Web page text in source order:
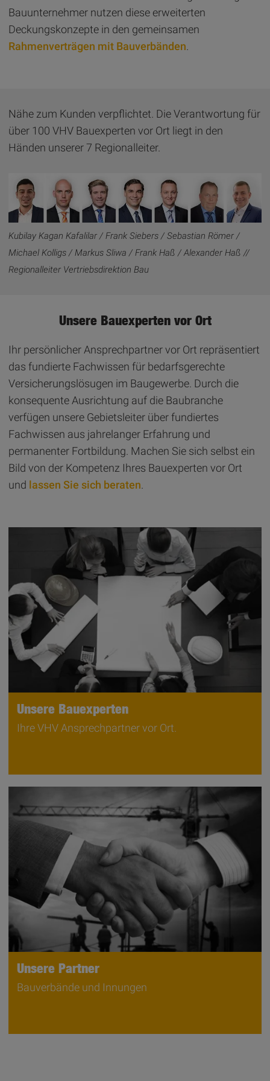
Bauunternehmer nutzen diese erweiterten
Deckungskonzepte in den gemeinsamen
Rahmenverträgen mit Bauverbänden
Nähe zum Kunden verpflichtet. Die Verantwortung für
über 100 VHV Bauexperten vor Ort liegt in den
Händen unserer 7 Regionalleiter.
Kubilay Kagan Kafalilar / Frank Siebers / Sebastian Römer /
Michael Kolligs / Markus Sliwa / Frank Haß / Alexander Haß //
Regionalleiter Vertriebsdirektion Bau
Unsere Bauexperten vor Ort
Ihr persönlicher Ansprechpartner vor Ort repräsentiert
das fundierte Fachwissen für bedarfsgerechte
Versicherungslösugen im Baugewerbe. Durch die
konsequente Ausrichtung auf die Baubranche
verfügen unsere Gebietsleiter über fundiertes
Fachwissen aus jahrelanger Erfahrung und
permanenter Fortbildung. Machen Sie sich selbst ein
Bild von der Kompetenz Ihres Bauexperten vor Ort
und lassen Sie sich beraten.
Unsere Bauexperten
Ihre VHV Ansprechpartner vor Ort.
Unsere Partner
Bauverbände und Innungen